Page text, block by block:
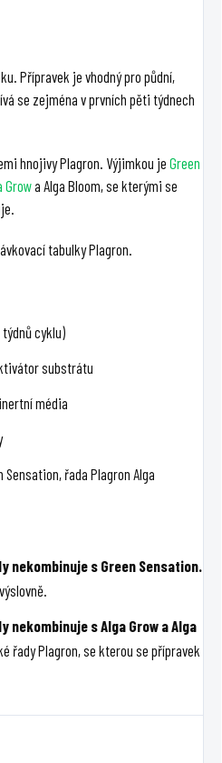
Přípravek je vhodný pro půdní,
se zejména v prvních pěti týdnech
hnojivy Plagron. Výjimkou je Green
Growa Alga Bloom, se kterými se
tabulky Plagron.
cyklu)
substrátu
média
Sensation, řada Plagron Alga
nekombinuje s Green Sensation.
nekombinuje s Alga Grow a Alga
řady Plagron, se kterou se přípravek